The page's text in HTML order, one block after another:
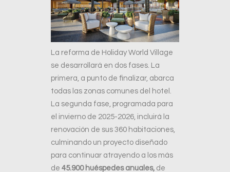
La reforma de Holiday World Village
se desarrollará en dos fases. La
primera, a punto de finalizar, abarca
todas las zonas comunes del hotel.
La segunda fase, programada para
el invierno de 2025-2026, incluirá la
renovación de sus 360 habitaciones,
culminando un proyecto diseñado
para continuar atrayendo a los más
de 45.900 huéspedes anuales, de